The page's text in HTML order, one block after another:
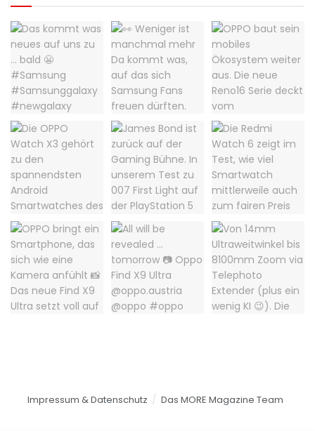
Impressum & Datenschutz Das MORE Magazine Team